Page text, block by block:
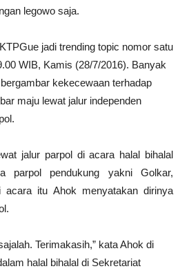
legowo saja.
jadi trending topic nomor satu
WIB, Kamis (28/7/2016). Banyak
kekecewaan terhadap
maju lewat jalur independen
jalur parpol di acara halal bihalal
parpol pendukung yakni Golkar,
itu Ahok menyatakan dirinya
Terimakasih,” kata Ahok di
halal bihalal di Sekretariat